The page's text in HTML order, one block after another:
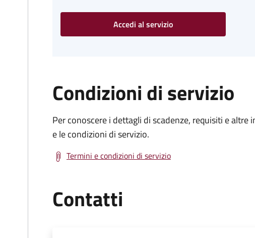
Accedi al servizio
Condizioni di servizio
Per conoscere i dettagli di scadenze, requisiti e
e le condizioni di servizio.
Termini e condizioni di servizio
Contatti